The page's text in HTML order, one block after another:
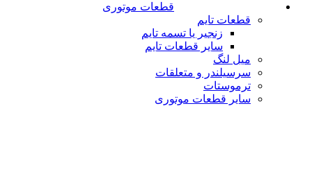
قطعات موتوری
قطعات تایم
زنجیر یا تسمه تایم
سایر قطعات تایم
میل لنگ
سرسیلندر و متعلقات
ترموستات
سایر قطعات موتوری